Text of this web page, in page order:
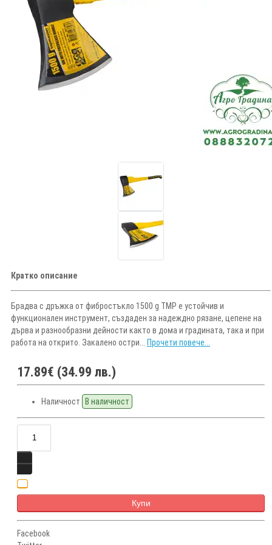
Кратко описание
Брадва с дръжка от фибростъкло 1500 g TMP е устойчив и
функционален инструмент, създаден за надеждно рязане, цепене на
дърва и разнообразни дейности както в дома и градината, така и при
работа на открито. Закалено остри... Прочети повече...
17.89€ (34.99 лв.)
Наличност В наличност
Купи
Facebook